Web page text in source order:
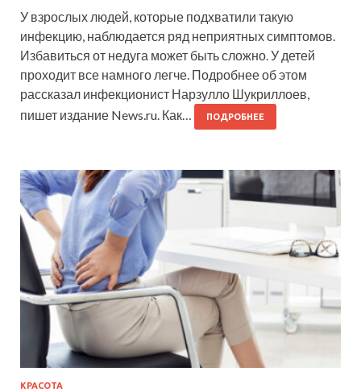
У взрослых людей, которые подхватили такую
инфекцию, наблюдается ряд неприятных симптомов.
Избавиться от недуга может быть сложно. У детей
проходит все намного легче. Подробнее об этом
рассказал инфекционист Нарзулло Шукриллоев,
пишет издание News.ru. Как…
ПОДРОБНЕЕ
КРАСОТА